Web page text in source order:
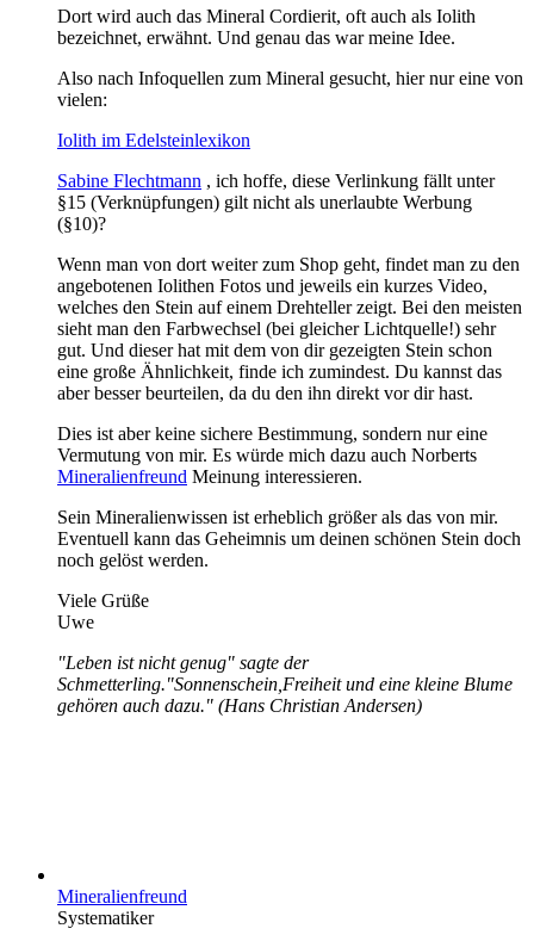
Dort wird auch das Mineral Cordierit, oft auch als Iolith
bezeichnet, erwähnt. Und genau das war meine Idee.
Also nach Infoquellen zum Mineral gesucht, hier nur eine von
vielen:
Iolith im Edelsteinlexikon
Sabine Flechtmann , ich hoffe, diese Verlinkung fällt unter
§15 (Verknüpfungen) gilt nicht als unerlaubte Werbung
(§10)?
Wenn man von dort weiter zum Shop geht, findet man zu den
angebotenen Iolithen Fotos und jeweils ein kurzes Video,
welches den Stein auf einem Drehteller zeigt. Bei den meisten
sieht man den Farbwechsel (bei gleicher Lichtquelle!) sehr
gut. Und dieser hat mit dem von dir gezeigten Stein schon
eine große Ähnlichkeit, finde ich zumindest. Du kannst das
aber besser beurteilen, da du den ihn direkt vor dir hast.
Dies ist aber keine sichere Bestimmung, sondern nur eine
Vermutung von mir. Es würde mich dazu auch Norberts
Mineralienfreund Meinung interessieren.
Sein Mineralienwissen ist erheblich größer als das von mir.
Eventuell kann das Geheimnis um deinen schönen Stein doch
noch gelöst werden.
Viele Grüße
Uwe
"Leben ist nicht genug" sagte der
Schmetterling."Sonnenschein,Freiheit und eine kleine Blume
gehören auch dazu." (Hans Christian Andersen)
Mineralienfreund
Systematiker